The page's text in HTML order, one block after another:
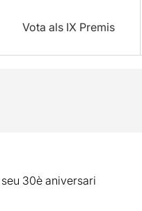
Vota als IX Premis
30è aniversari